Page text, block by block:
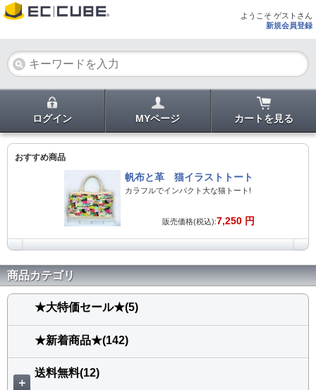
ようこそ ゲストさん
新規会員登録
ログイン MYページ カートを見る
おすすめ商品
帆布と革 猫イラストトート
カラフルでインパクト大な猫トート!
販売価格(税込):7,250 円
商品カテゴリ
★大特価セール★(5)
★新着商品★(142)
＋
送料無料(12)